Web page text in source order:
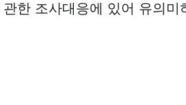
한 조사대응에 있어 유의미